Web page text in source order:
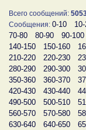
Всего сообщений:
Сообщения: 0-10
70-80
80-90 90-100
140-150
150-160
210-220
220-230
280-290
290-300
350-360
360-370
420-430
430-440
490-500
500-510
560-570
570-580
630-640
640-650